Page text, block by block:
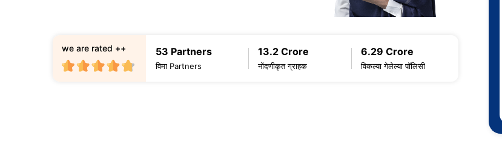
53 Partners
विमा Partners
13.2 Crore
नोंदणीकृत ग्राहक
6.29 Crore
विकल्या गेलेल्या पॉलिसी
we are rated ++